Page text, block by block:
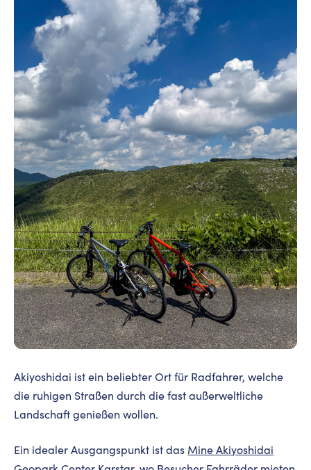
Akiyoshidai ist ein beliebter Ort für Radfahrer, welche
die ruhigen Straßen durch die fast außerweltliche
Landschaft genießen wollen.
Ein idealer Ausgangspunkt ist das Mine Akiyoshidai